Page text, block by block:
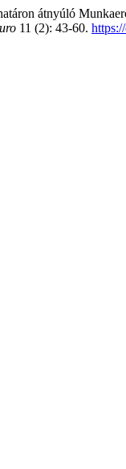
átnyúló
11 (2): 43-60.